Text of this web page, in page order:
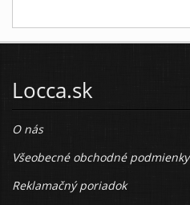
Locca.sk
O nás
Všeobecné obchodné podmienky
Reklamačný poriadok